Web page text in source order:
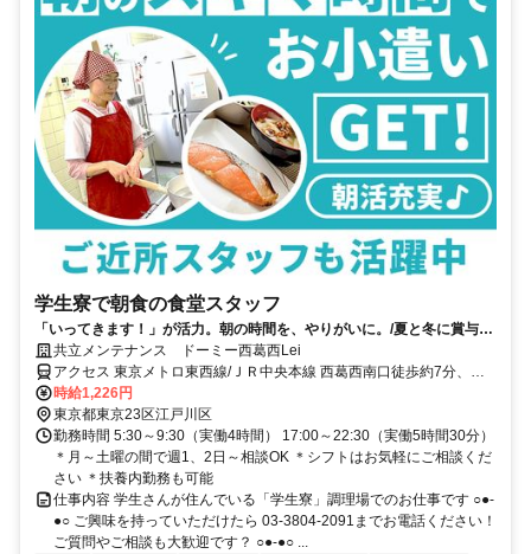
学生寮で朝食の食堂スタッフ
「いってきます！」が活力。朝の時間を、やりがいに。/夏と冬に賞与支
給あり！未経験大歓迎♪
共立メンテナンス ドーミー西葛西Lei
アクセス 東京メトロ東西線/ＪＲ中央本線 西葛西南口徒歩約7分、東
京メトロ東西線/ＪＲ中央本線 葛西西口徒歩約22分、ＪＲ京葉線 葛西
臨海公園徒歩約32分
時給1,226円
東京都東京23区江戸川区
勤務時間 5:30～9:30（実働4時間） 17:00～22:30（実働5時間30分）
＊月～土曜の間で週1、2日～相談OK ＊シフトはお気軽にご相談くだ
さい ＊扶養内勤務も可能
仕事内容 学生さんが住んでいる「学生寮」調理場でのお仕事です ○●-
●○ ご興味を持っていただけたら 03-3804-2091までお電話ください！
ご質問やご相談も大歓迎です？ ○●-●○ ...